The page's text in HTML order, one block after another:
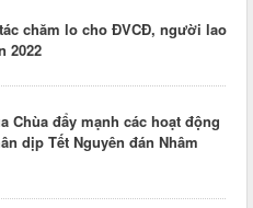
chăm lo cho ĐVCĐ, người lao
2022
Chùa đẩy mạnh các hoạt động
dịp Tết Nguyên đán Nhâm